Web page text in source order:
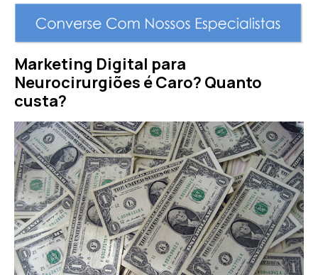
Marketing Digital para
Neurocirurgiões é Caro? Quanto
custa?